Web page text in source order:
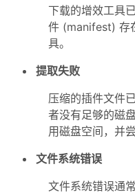
下载的增效工具
件 (manifest) 存
具。
提取失败
压缩的插件文件
者没有足够的磁
用磁盘空间，并
文件系统错误
文件系统错误通